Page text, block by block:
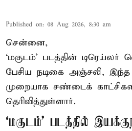
Published on: 08 Aug 2026, 8:30 am
சென்னை,
‘மகுடம்’ படத்தின் டிரெய்லர்
பேசிய நடிகை அஞ்சலி, இந்த
முறையாக சண்டைக்
தெரிவித்துள்ளார்.
‘மகுடம்’ படத்தில்